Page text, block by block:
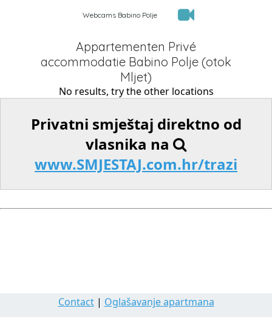
Webcams Babino Polje
Appartementen Privé
accommodatie Babino Polje (otok
Mljet)
No results, try the other locations
Privatni smještaj direktno od
vlasnika na
www.SMJESTAJ.com.hr/trazi
Contact| Oglašavanje apartmana